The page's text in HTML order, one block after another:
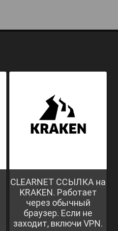
CLEARNET ССЫЛКА на
KRAKEN. Работает
через обычный
браузер. Если не
заходит, включи VPN.